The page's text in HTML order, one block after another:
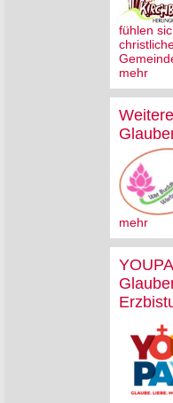
fühlen
mehr
Weitere
mehr